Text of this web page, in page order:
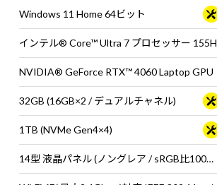
やすい14型モダンPC [メモリ・ストレージ増量
Windows 11 Home 64ビット
インテル® Core™ Ultra 7 プロセッサー 155H
NVIDIA® GeForce RTX™ 4060 Laptop GPU
32GB (16GB×2 / デュアルチャネル)
1TB (NVMe Gen4×4)
14型 液晶パネル (ノングレア / sRGB比100% / 120Hz対応 )